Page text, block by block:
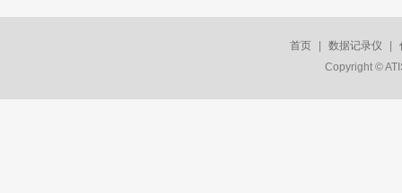
首页 数据记录仪
Copyright ©